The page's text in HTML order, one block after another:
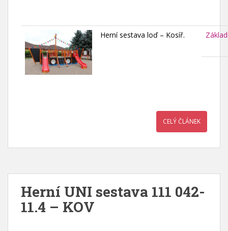
Herní sestava loď – Kosíř.
CELÝ ČLÁNEK
Herní UNI sestava 111 042-
11.4 – KOV